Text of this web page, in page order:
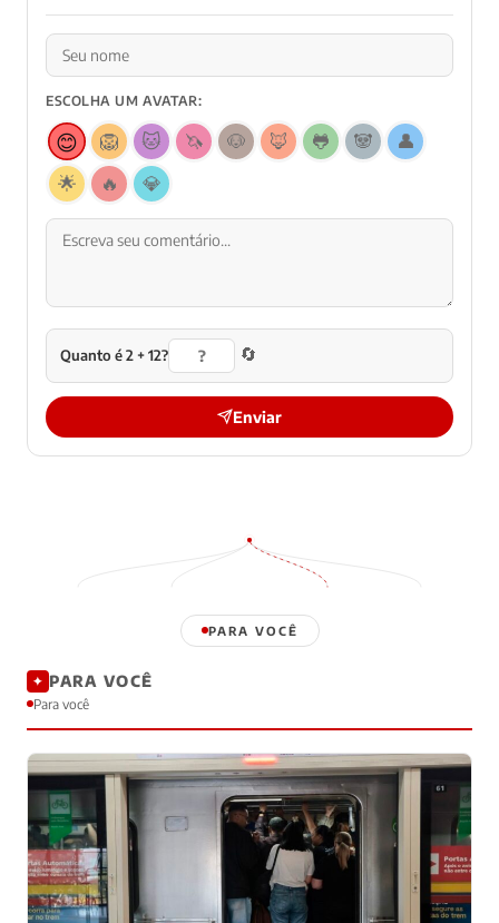
ESCOLHA UM AVATAR:
😊 🦁 🐱 🦄 🐶 🦊 🐸 🐼
👤
🌟
🔥 💎
Quanto é 2 + 12? 🔄
Enviar
PARA VOCÊ
✦ PARA VOCÊ
Para você